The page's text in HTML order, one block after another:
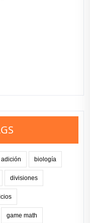
adición biología
divisiones
game math